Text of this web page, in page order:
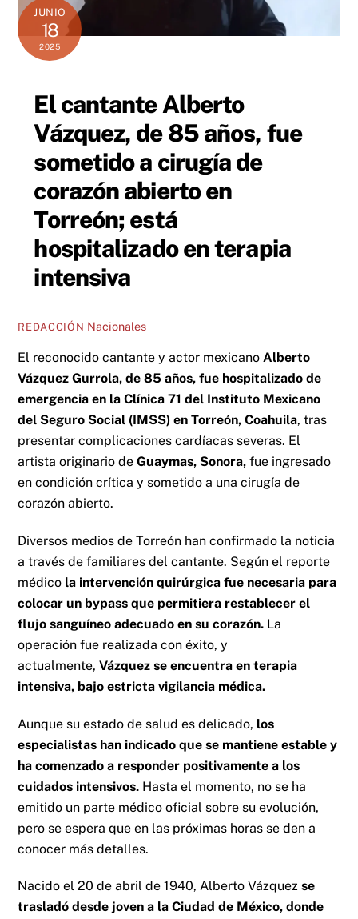
JUNIO
18
2025
El cantante Alberto
Vázquez, de 85 años, fue
sometido a cirugía de
corazón abierto en
Torreón; está
hospitalizado en terapia
intensiva
REDACCIÓN Nacionales
El reconocido cantante y actor mexicanoAlberto
Vázquez Gurrola, de 85 años, fue hospitalizado de
emergencia en la Clínica 71 del Instituto Mexicano
del Seguro Social (IMSS) en Torreón, Coahuila, tras
presentar complicaciones cardíacas severas. El
artista originario de Guaymas, Sonora, fue ingresado
en condición crítica y sometido a una cirugía de
corazón abierto.
Diversos medios de Torreón han confirmado la noticia
a través de familiares del cantante. Según el reporte
médico la intervención quirúrgica fue necesaria para
colocar un bypass que permitiera restablecer el
flujo sanguíneo adecuado en su corazón. La
operación fue realizada con éxito, y
actualmente,Vázquez se encuentra en terapia
intensiva, bajo estricta vigilancia médica.
Aunque su estado de salud es delicado, los
especialistas han indicado que se mantiene estable y
ha comenzado a responder positivamente a los
cuidados intensivos. Hasta el momento, no se ha
emitido un parte médico oficial sobre su evolución,
pero se espera que en las próximas horas se den a
conocer más detalles.
Nacido el 20 de abril de 1940, Alberto Vázquezse
trasladó desde joven a la Ciudad de México, donde